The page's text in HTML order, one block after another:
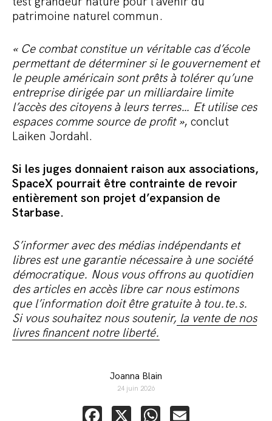
patrimoine naturel commun.
« Ce combat constitue un véritable cas d’école
permettant de déterminer si le gouvernement et
le peuple américain sont prêts à tolérer qu’une
entreprise dirigée par un milliardaire limite
l’accès des citoyens à leurs terres… Et utilise ces
espaces comme source de profit », conclut
Laiken Jordahl.
Si les juges donnaient raison aux associations,
SpaceX pourrait être contrainte de revoir
entièrement son projet d’expansion de
Starbase.
S’informer avec des médias indépendants et
libres est une garantie nécessaire à une société
démocratique. Nous vous offrons au quotidien
des articles en accès libre car nous estimons
que l’information doit être gratuite à tou.te.s.
Si vous souhaitez nous soutenir, la vente de nos
livres financent notre liberté.
Joanna Blain
24 juin 2026
Facebook
X WhatsApp